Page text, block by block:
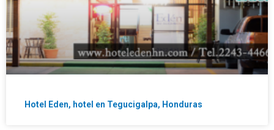
Hotel Eden, hotel en Tegucigalpa, Honduras